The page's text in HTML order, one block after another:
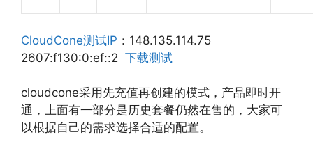
CloudCone测试IP ：148.135.114.75
2607:f130:0:ef::2 下载测试
cloudcone采用先充值再创建的模式，产品即时开
通，上面有一部分是历史套餐仍然在售的，大家可
以根据自己的需求选择合适的配置。